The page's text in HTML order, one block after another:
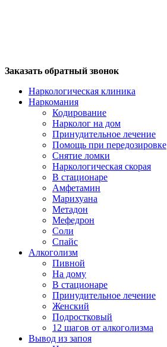
Заказать обратный звонок
Наркологическая клиника
Наркомания
Кодирование
Нарколог на дом
Принудительное лечение
Помощь при передозировке
Снятие ломки
Наркологическая скорая
В стационаре
Амфетамин
Марихуана
Метадон
Мефедрон
Соли
Спайс
Алкоголизм
Пивной
На дому
В стационаре
Принудительное лечение
Женский
Подростковый
12 шагов от алкоголизма
Вывод из запоя